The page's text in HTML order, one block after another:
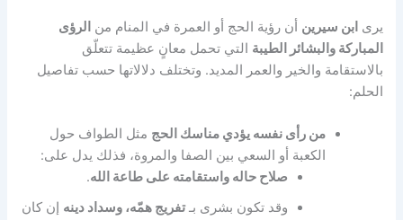
يرى ابن سيرين أن رؤية الحج أو العمرة في المنام من الرؤى
المباركة والبشائر الطيبة التي تحمل معانٍ عظيمة تتعلّق
بالاستقامة والخير والعمر المديد. وتختلف دلالاتها حسب تفاصيل
الحلم:
من رأى نفسه يؤدي مناسك الحج مثل الطواف حول
الكعبة أو السعي بين الصفا والمروة، فذلك يدل على:
صلاح حاله واستقامته على طاعة الله.
وقد تكون بشرى بـتفريج همّه، وسداد دينه إن كان